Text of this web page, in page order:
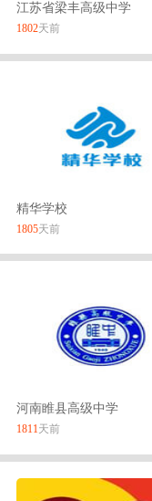
江苏省梁丰高级中学
1802天前
精华学校
1805天前
河南睢县高级中学
1811天前